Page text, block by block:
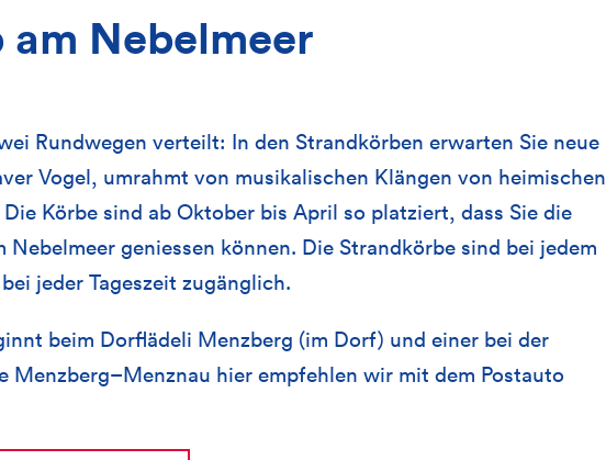
Nebelmeer
Rundwegen verteilt: In den Strandkörben erwarten Sie neue
Vogel, umrahmt von musikalischen Klängen von heimischen
Körbe sind ab Oktober bis April so platziert, dass Sie die
Nebelmeer geniessen können. Die Strandkörbe sind bei jedem
jeder Tageszeit zugänglich.
beim Dorflädeli Menzberg (im Dorf) und einer bei der
Menzberg–Menznau hier empfehlen wir mit dem Postauto